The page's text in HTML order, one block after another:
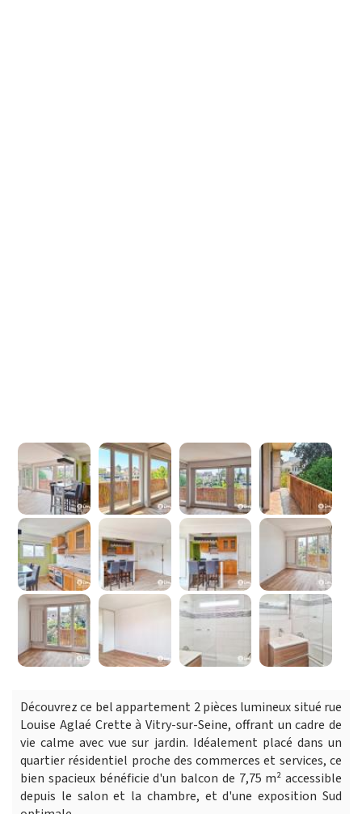
Découvrez ce bel appartement 2 pièces lumineux situé rue
Louise Aglaé Crette à Vitry-sur-Seine, offrant un cadre de
vie calme avec vue sur jardin. Idéalement placé dans un
quartier résidentiel proche des commerces et services, ce
bien spacieux bénéficie d'un balcon de 7,75 m² accessible
depuis le salon et la chambre, et d'une exposition Sud